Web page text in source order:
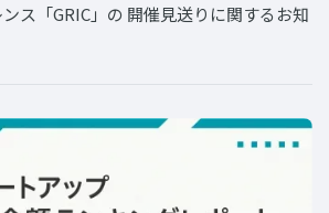
ス「GRIC」の 開催見送りに関するお知